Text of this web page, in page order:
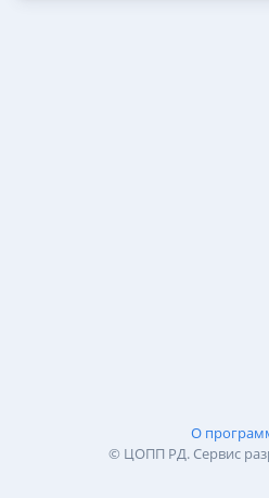
О
© ЦОПП РД. Сервис